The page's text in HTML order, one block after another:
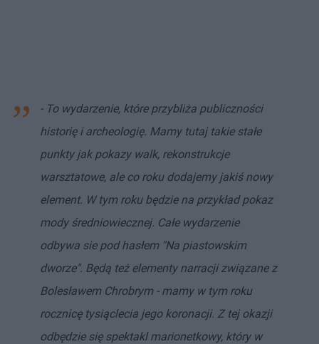
- To wydarzenie, które przybliża publiczności
historię i archeologię. Mamy tutaj takie stałe
punkty jak pokazy walk, rekonstrukcje
warsztatowe, ale co roku dodajemy jakiś nowy
element. W tym roku będzie na przykład pokaz
mody średniowiecznej. Całe wydarzenie
odbywa sie pod hasłem "Na piastowskim
dworze". Będą też elementy narracji związane z
Bolesławem Chrobrym - mamy w tym roku
rocznicę tysiąclecia jego koronacji. Z tej okazji
odbędzie się spektakl marionetkowy, który w